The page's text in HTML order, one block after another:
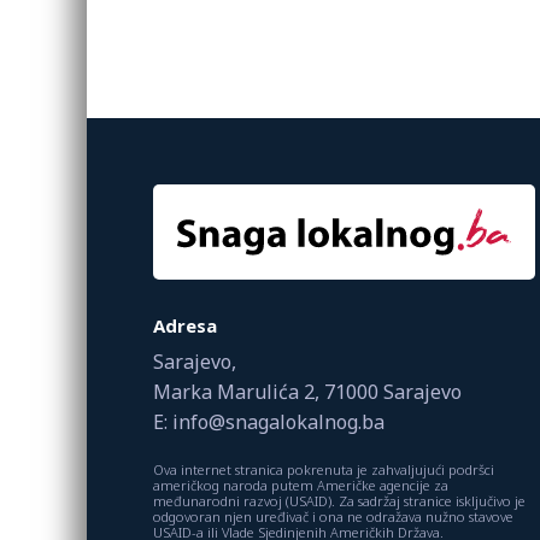
Adresa
Sarajevo,
Marka Marulića 2, 71000 Sarajevo
E: info@snagalokalnog.ba
Ova internet stranica pokrenuta je zahvaljujući podršci
američkog naroda putem Američke agencije za
međunarodni razvoj (USAID). Za sadržaj stranice isključivo je
odgovoran njen uređivač i ona ne odražava nužno stavove
USAID-a ili Vlade Sjedinjenih Američkih Država.